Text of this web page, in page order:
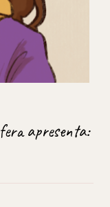
apresenta: